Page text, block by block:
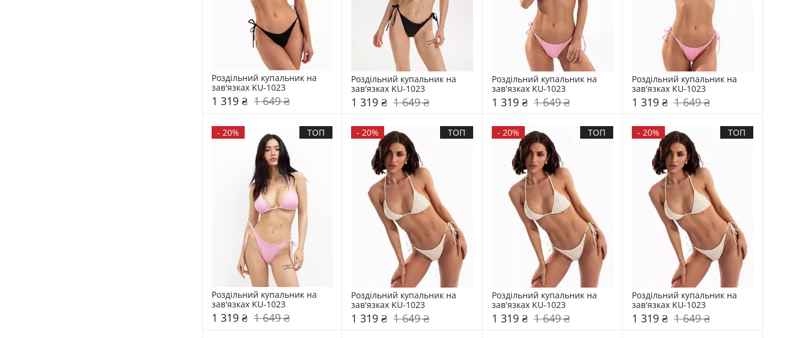
Роздільний купальник на
зав'язках KU-1023
1 319 ₴ 1 649 ₴
Роздільний купальник на
зав'язках KU-1023
1 319 ₴ 1 649 ₴
Роздільний купальник на
зав'язках KU-1023
1 319 ₴ 1 649 ₴
Роздільний купальник на
зав'язках KU-1023
1 319 ₴ 1 649 ₴
- 20% ТОП
Роздільний купальник на
зав'язках KU-1023
1 319 ₴ 1 649 ₴
- 20% ТОП
Роздільний купальник на
зав'язках KU-1023
1 319 ₴ 1 649 ₴
- 20% ТОП
Роздільний купальник на
зав'язках KU-1023
1 319 ₴ 1 649 ₴
- 20% ТОП
Роздільний купальник на
зав'язках KU-1023
1 319 ₴ 1 649 ₴